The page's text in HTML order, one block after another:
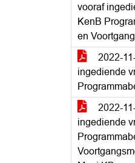
vooraf
KenB
en
2022-
ingediende
2022-
ingediende